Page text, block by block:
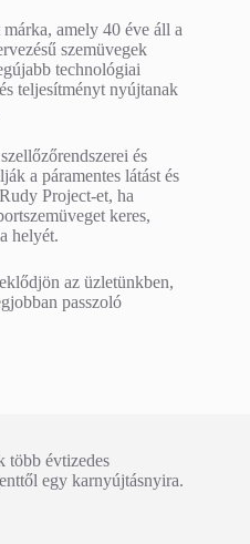
amely 40 éve áll a
szemüvegek
technológiai
teljesítményt nyújtanak
és
a páramentes látást és
Project-et, ha
keres,
helyét.
az üzletünkben,
passzoló
több évtizedes
egy karnyújtásnyira.